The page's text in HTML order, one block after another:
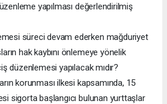
yapılması değerlendirilmiş
süreci devam ederken mağduriyet
hak kaybını önlemeye yönelik
düzenlemesi yapılacak mıdır?
korunması ilkesi kapsamında, 15
sigorta başlangıcı bulunan yurttaşlar